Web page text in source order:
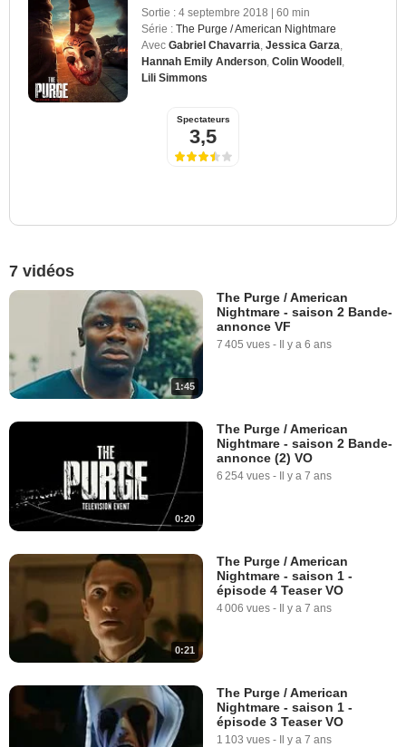
Sortie : 4 septembre 2018 | 60 min
Série : The Purge / American Nightmare
Avec Gabriel Chavarria Jessica Garza
Hannah Emily Anderson Colin Woodell
Lili Simmons
Spectateurs
3,5
7 vidéos
1:45
The Purge / American
Nightmare - saison 2 Bande-
annonce VF
7 405 vues - Il y a 6 ans
0:20
The Purge / American
Nightmare - saison 2 Bande-
annonce (2) VO
6 254 vues - Il y a 7 ans
0:21
The Purge / American
Nightmare - saison 1 -
épisode 4 Teaser VO
4 006 vues - Il y a 7 ans
The Purge / American
Nightmare - saison 1 -
épisode 3 Teaser VO
1 103 vues - Il y a 7 ans